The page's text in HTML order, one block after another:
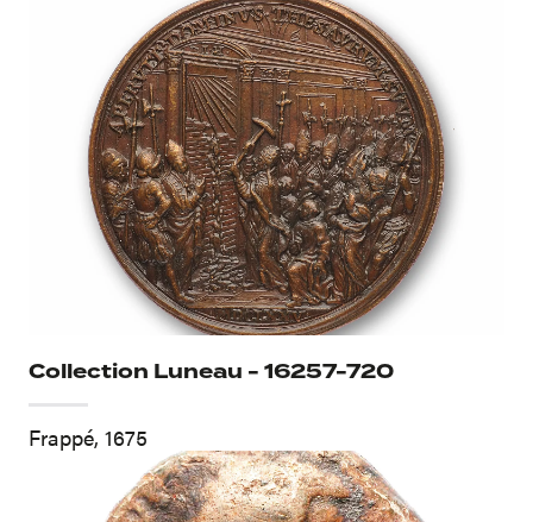
Collection Luneau - 16257-720
Frappé, 1675